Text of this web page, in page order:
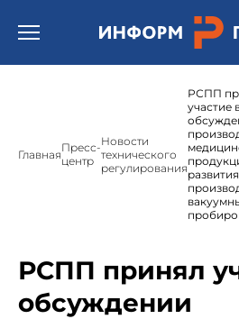
Открыть бургер меню.
ГлавнаяПресс-
центр
Новости
технического
регулирования
РСПП
участие
развития
РСПП принял
обсуждении